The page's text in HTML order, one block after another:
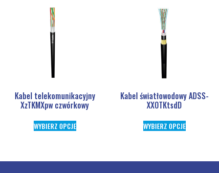
Kabel telekomunikacyjny
XzTKMXpw czwórkowy
WYBIERZ OPCJE
Kabel światłowodowy ADSS-
XXOTKtsdD
WYBIERZ OPCJE